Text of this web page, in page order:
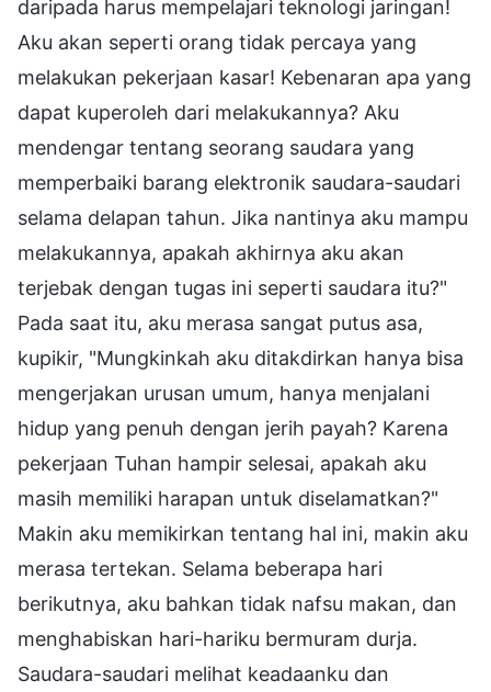
daripada harus mempelajari teknologi jaringan!
Aku akan seperti orang tidak percaya yang
melakukan pekerjaan kasar! Kebenaran apa yang
dapat kuperoleh dari melakukannya? Aku
mendengar tentang seorang saudara yang
memperbaiki barang elektronik saudara-saudari
selama delapan tahun. Jika nantinya aku mampu
melakukannya, apakah akhirnya aku akan
terjebak dengan tugas ini seperti saudara itu?"
Pada saat itu, aku merasa sangat putus asa,
kupikir, "Mungkinkah aku ditakdirkan hanya bisa
mengerjakan urusan umum, hanya menjalani
hidup yang penuh dengan jerih payah? Karena
pekerjaan Tuhan hampir selesai, apakah aku
masih memiliki harapan untuk diselamatkan?"
Makin aku memikirkan tentang hal ini, makin aku
merasa tertekan. Selama beberapa hari
berikutnya, aku bahkan tidak nafsu makan, dan
menghabiskan hari-hariku bermuram durja.
Saudara-saudari melihat keadaanku dan